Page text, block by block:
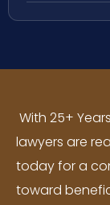
With 25+
lawyers are
today for a
toward